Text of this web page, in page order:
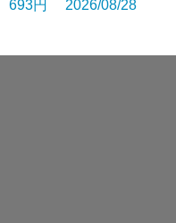
693円 2026/08/28